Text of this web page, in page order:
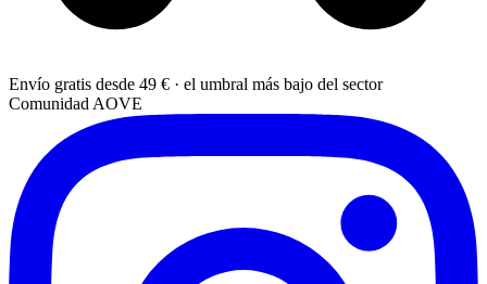
Envío gratis desde 49 € · el umbral más bajo del sector
Comunidad AOVE